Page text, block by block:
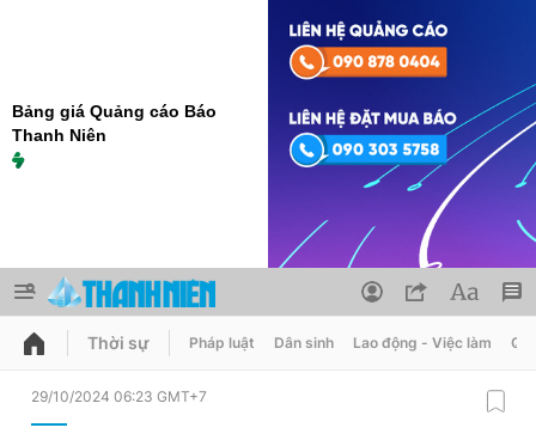
Bảng giá Quảng cáo Báo
Thanh Niên
QUẢNG CÁO
Thời sự Pháp luật Dân sinh Lao động - Việc làm
29/10/2024 06:23 GMT+7